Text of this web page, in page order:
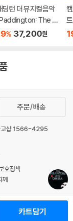
딩턴 더 뮤지컬음악
The M
Original Cast R
% 37,200원
카트담기
주문/배송
고샵 1566-4295
호정책
께